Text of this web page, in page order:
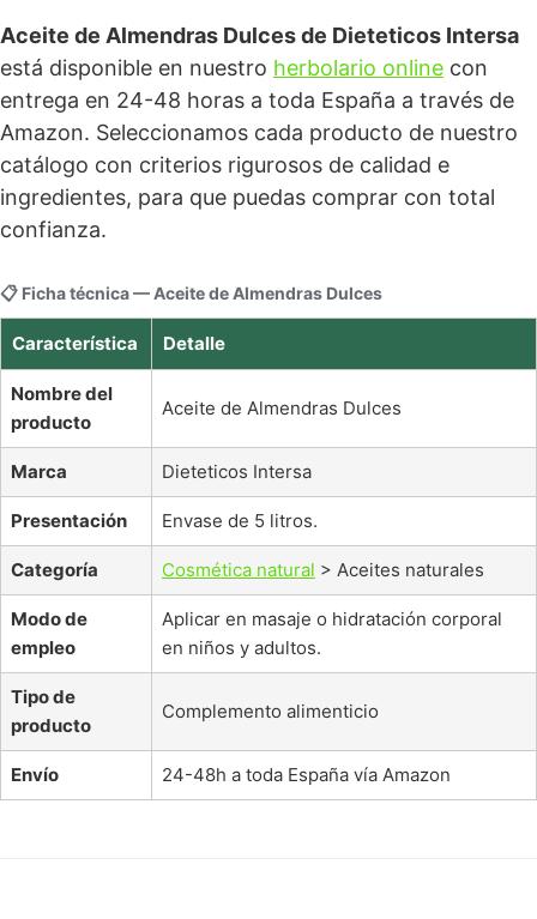
Aceite de Almendras Dulces de Dieteticos Intersa
está disponible en nuestro herbolario online con
entrega en 24-48 horas a toda España a través de
Amazon. Seleccionamos cada producto de nuestro
catálogo con criterios rigurosos de calidad e
ingredientes, para que puedas comprar con total
confianza.
📋 Ficha técnica — Aceite de Almendras Dulces
Característica Detalle
Nombre del
producto
Aceite de Almendras Dulces
Marca Dieteticos Intersa
Presentación Envase de 5 litros.
Categoría Cosmética natural > Aceites naturales
Modo de
empleo
Aplicar en masaje o hidratación corporal
en niños y adultos.
Tipo de
producto
Complemento alimenticio
Envío 24-48h a toda España vía Amazon